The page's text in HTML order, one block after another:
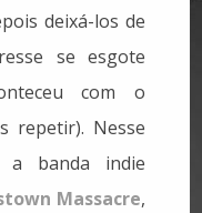
deixá-los de
se esgote
com o
repetir). Nesse
a banda indie
Massacre,